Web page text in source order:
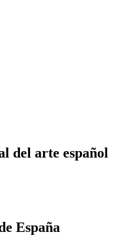
del arte español
España